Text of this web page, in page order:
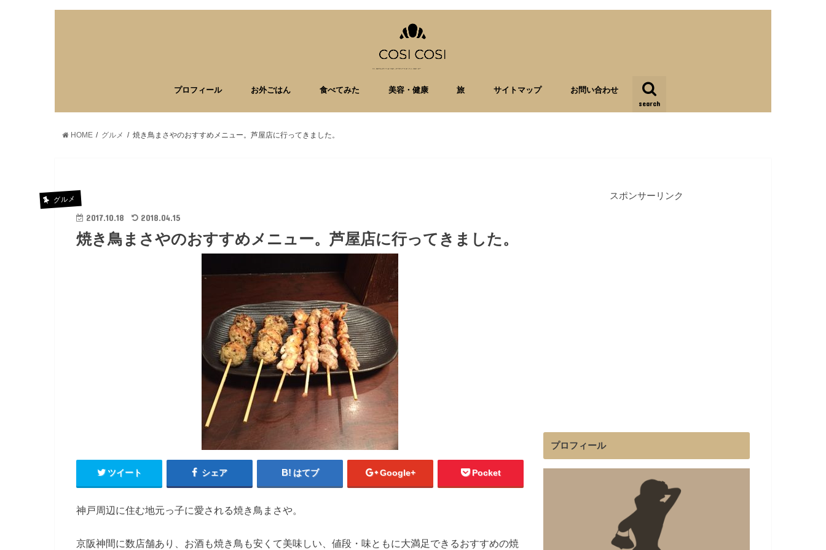
search
プロフィール お外ごはん 食べてみた 美容・健康 旅 サイトマップ お問い合わせ
HOME グルメ 焼き鳥まさやのおすすめメニュー。芦屋店に行ってきました。
グルメ
2017.10.18 2018.04.15
焼き鳥まさやのおすすめメニュー。芦屋店に行ってきました。
ツイート シェア はてブ Google+ Pocket
神戸周辺に住む地元っ子に愛される焼き鳥まさや。
京阪神間に数店舗あり、お酒も焼き鳥も安くて美味しい、値段・味ともに大満足できるおすすめの焼
スポンサーリンク
プロフィール